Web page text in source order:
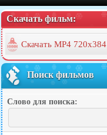
Скачать фильм:
Скачать MP4 720x384
Поиск фильмов
Слово для поиска: